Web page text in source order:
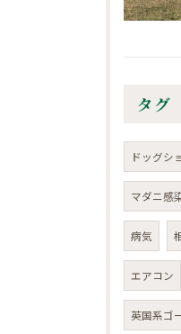
タグ
ドッグシ
マダニ感
病気
エアコン
英国系ゴ